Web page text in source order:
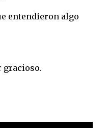
entendieron algo
gracioso.